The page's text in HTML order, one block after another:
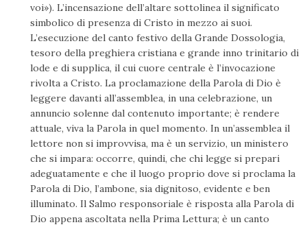
voi»). L’incensazione dell’altare sottolinea il significato
simbolico di presenza di Cristo in mezzo ai suoi.
L’esecuzione del canto festivo della Grande Dossologia,
tesoro della preghiera cristiana e grande inno trinitario di
lode e di supplica, il cui cuore centrale è l’invocazione
rivolta a Cristo. La proclamazione della Parola di Dio è
leggere davanti all’assemblea, in una celebrazione, un
annuncio solenne dal contenuto importante; è rendere
attuale, viva la Parola in quel momento. In un’assemblea il
lettore non si improvvisa, ma è un servizio, un ministero
che si impara: occorre, quindi, che chi legge si prepari
adeguatamente e che il luogo proprio dove si proclama la
Parola di Dio, l’ambone, sia dignitoso, evidente e ben
illuminato. Il Salmo responsoriale è risposta alla Parola di
Dio appena ascoltata nella Prima Lettura; è un canto